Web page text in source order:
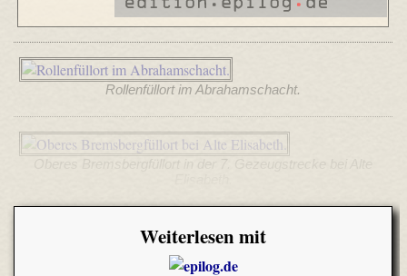
Rollenfüllort im Abrahamschacht.
Oberes Bremsbergfüllort in der 7. Gezeugstrecke bei Alte
Weiterlesen mit